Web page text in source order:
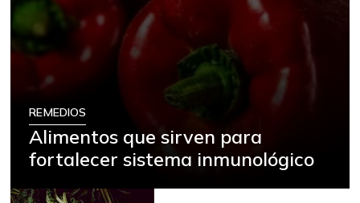
REMEDIOS
Alimentos que sirven para
fortalecer sistema inmunológico